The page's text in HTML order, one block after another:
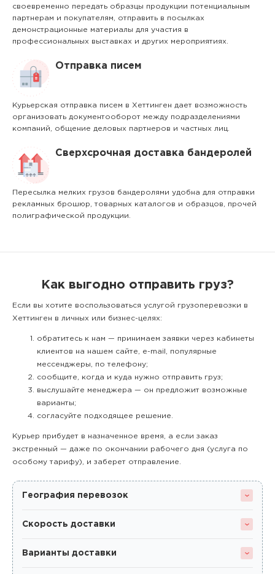
своевременно передать образцы продукции потенциальным
партнерам и покупателям, отправить в посылках
демонстрационные материалы для участия в
профессиональных выставках и других мероприятиях.
Отправка писем
Курьерская отправка писем в Хеттинген дает возможность
организовать документооборот между подразделениями
компаний, общение деловых партнеров и частных лиц.
Сверхсрочная доставка бандеролей
Пересылка мелких грузов бандеролями удобна для отправки
рекламных брошюр, товарных каталогов и образцов, прочей
полиграфической продукции.
Как выгодно отправить груз?
Если вы хотите воспользоваться услугой грузоперевозки в
Хеттинген в личных или бизнес-целях:
обратитесь к нам — принимаем заявки через кабинеты
клиентов на нашем сайте, e-mail, популярные
мессенджеры, по телефону;
сообщите, когда и куда нужно отправить груз;
выслушайте менеджера — он предложит возможные
варианты;
согласуйте подходящее решение.
Курьер прибудет в назначенное время, а если заказ
экстренный — даже по окончании рабочего дня (услуга по
особому тарифу), и заберет отправление.
География перевозок
Скорость доставки
Варианты доставки